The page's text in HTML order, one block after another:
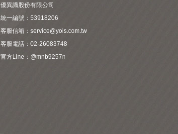
優異識股份有限公司
統一編號：53918206
客服信箱： service@yois.com.tw
客服電話：02-26083748
官方Line： @mnb9257n